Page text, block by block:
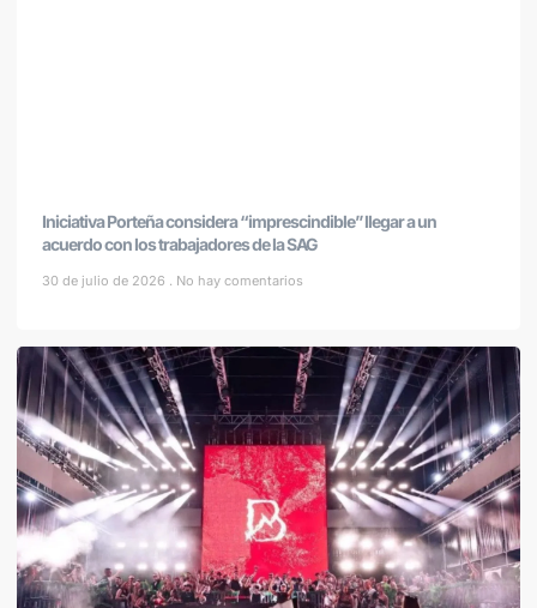
Iniciativa Porteña considera “imprescindible” llegar a un
acuerdo con los trabajadores de la SAG
30 de julio de 2026 No hay comentarios